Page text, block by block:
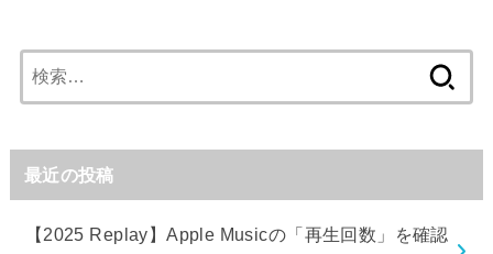
索:
最近の投稿
【2025 Replay】Apple Musicの「再生回数」を確認